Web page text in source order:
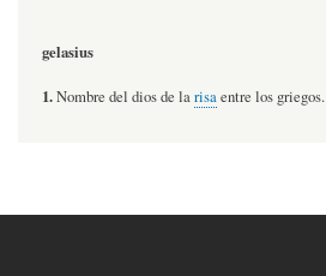
gelasius
1.Nombre del dios de larisaentre los griegos.